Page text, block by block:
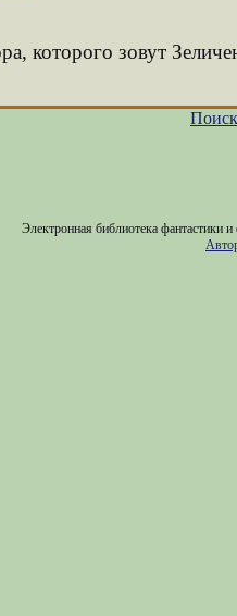
которого зовут
Электронная библиотека фантастики